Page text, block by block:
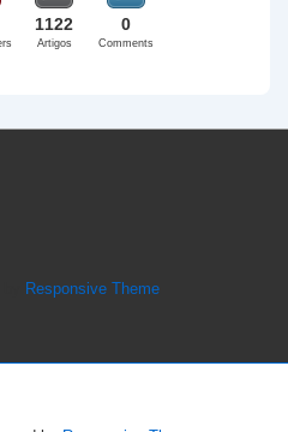
1122
Artigos
0
Comments
Responsive Theme